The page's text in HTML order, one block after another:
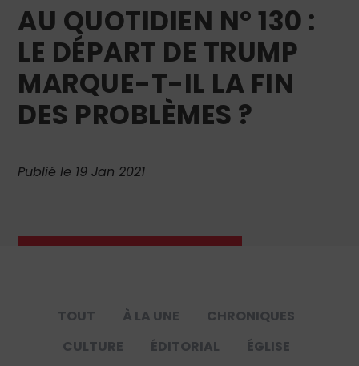
AU QUOTIDIEN N° 130 :
LE DÉPART DE TRUMP
MARQUE-T-IL LA FIN
DES PROBLÈMES ?
Publié le 19 Jan 2021
TOUT À LA UNE
CHRONIQUES
CULTURE
ÉDITORIAL
ÉGLISE